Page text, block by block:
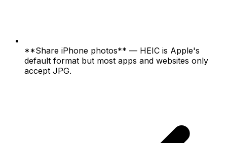
**Share iPhone photos** — HEIC is Apple's
default format but most apps and websites only
accept JPG.